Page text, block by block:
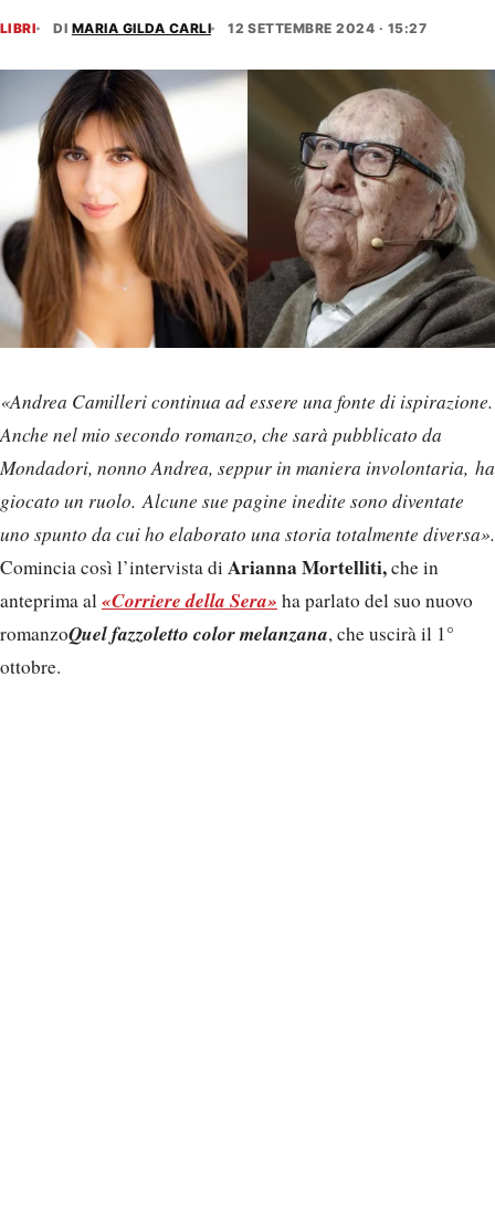
LIBRI DI MARIA GILDA CARLI 12 SETTEMBRE 2024 · 15:27
«Andrea Camilleri continua ad essere una fonte di ispirazione.
Anche nel mio secondo romanzo, che sarà pubblicato da
Mondadori, nonno Andrea, seppur in maniera involontaria, ha
giocato un ruolo. Alcune sue pagine inedite sono diventate
uno spunto da cui ho elaborato una storia totalmente diversa».
Comincia così l’intervista di Arianna Mortelliti,che in
anteprima al«Corriere della Sera» ha parlato del suo nuovo
romanzoQuel fazzoletto color melanzana, che uscirà il 1°
ottobre.